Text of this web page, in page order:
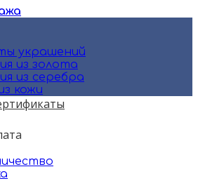
украшений
из золота
из серебра
кожи